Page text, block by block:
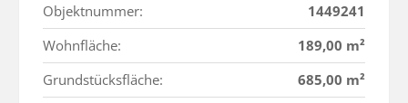
Objektnummer:
1449241
Wohnfläche:
189,00 m²
Grundstücksfläche:
685,00 m²